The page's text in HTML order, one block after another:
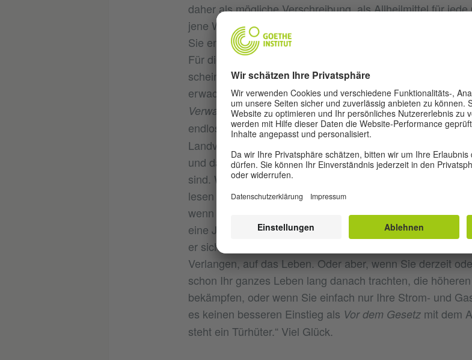
daher als mögliche Verschreibung, als Allheilmittel für
jene Werke Kafkas, die Ihnen in einer schwierigen Lage
Sie endgültig zur Verzweiflung treiben.
Für die Tage, an denen wir uns selbst nicht leiden können
scheint, ist der Vergleich mit der Vorstellung, wie Gregor
erwachen und im eigenen Zimmer gefangen zu sein,
Verwandlung. Oder haben Sie mit Mobbing am
endloser Bürokratie zu kämpfen? Nichts besser alsDas
Landvermesser K. brauchen kann, obwohl er bestellt
und das Misstrauen, mit denen man ihn empfängt, der
sind. Wenn es Ihre Eltern, Ihre Vergangenheit oder
lesen – oder schreiben – Sie den Brief an den Vater.
wenn ein schlimmes Ende absehbar ist, gibt es Franz
eine Journalistin, Schriftstellerin und Übersetzerin, die
er sich Hals über Kopf verliebte. Sie sind eine Hymne auf
Verlangen, auf das Leben. Oder aber, wenn Sie derzeit
schon Ihr ganzes Leben lang danach trachten, die
bekämpfen, oder wenn Sie einfach nur Ihre Strom- und
es keinen besseren Einstieg als Vor dem Gesetzmit dem
steht ein Türhüter.“ Viel Glück.